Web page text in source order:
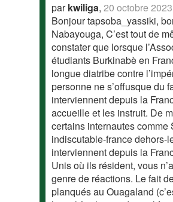
parkwiliga,20 octobre
Bonjour tapsoba_yassiki,
Nabayouga, C’est tout de
constater que lorsque
étudiants Burkinabè en
longue diatribe contre
personne ne s’offusque du
interviennent depuis la
accueille et les instruit. De
certains internautes comme
indiscutable-france dehors-
interviennent depuis la
Unis où ils résident, vous
genre de réactions. Le fait
planqués au Ouagaland